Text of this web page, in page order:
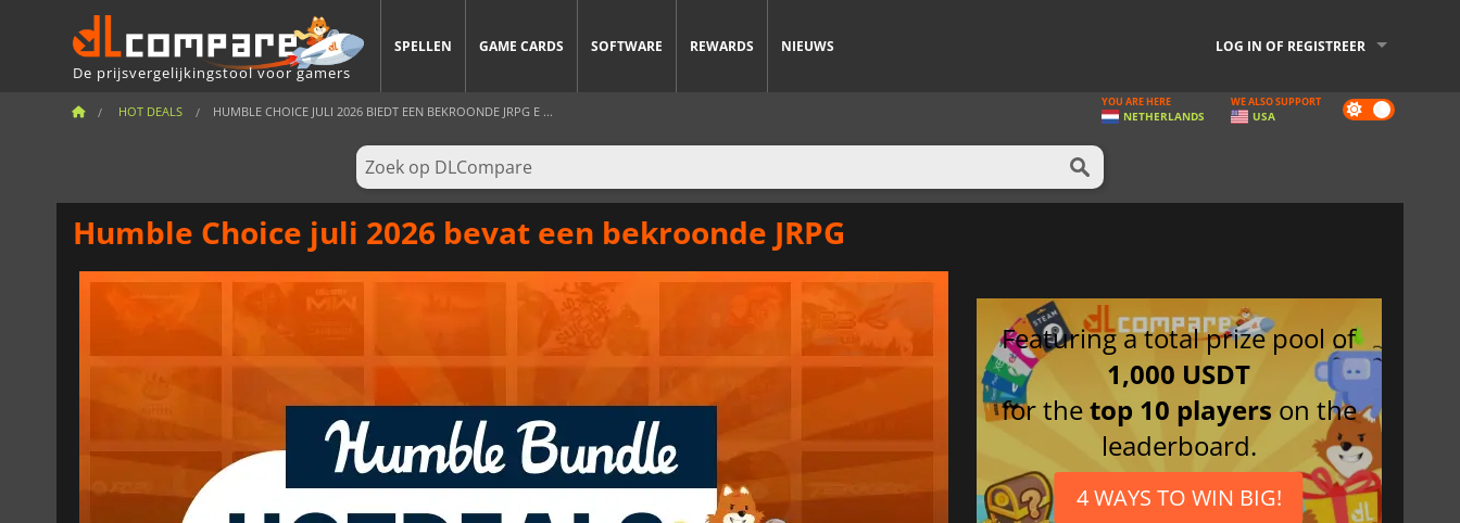
De prijsvergelijkingstool voor gamers
SPELLEN GAME CARDS SOFTWARE REWARDS NIEUWS LOG IN OF REGISTREER
HOT DEALS HUMBLE CHOICE JULI 2026 BIEDT EEN BEKROONDE JRPG E ... Dark
mode
YOU ARE HERE
NETHERLANDS
WE ALSO SUPPORT
USA
Humble Choice juli 2026 bevat een bekroonde JRPG
Featuring a total prize pool of
1,000 USDT
for thetop 10 players on the
leaderboard.
4 WAYS TO WIN BIG!